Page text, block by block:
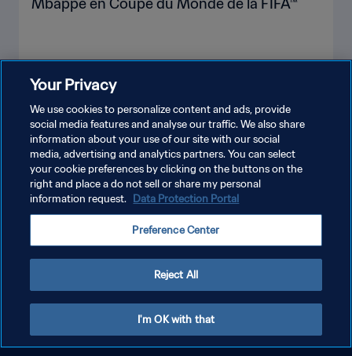
PLUS
POLITIQUE DE CONFIDENTIALITÉ
CONDITIONS D'UTILISATION
GÉRER VOS PRÉFÉRENCES SUR LES COOKIES
Your Privacy
We use cookies to personalize content and ads, provide
social media features and analyse our traffic. We also share
information about your use of our site with our social
media, advertising and analytics partners. You can select
your cookie preferences by clicking on the buttons on the
right and place a do not sell or share my personal
information request. Data Protection Portal
Preference Center
Reject All
I'm OK with that